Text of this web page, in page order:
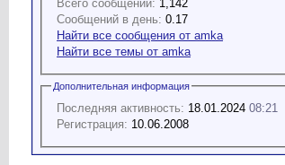
Всего сообщений: 1,142
Сообщений в день: 0.17
Найти все сообщения от amka
Найти все темы от amka
Дополнительная информация
Последняя активность: 18.01.2024 08:21
Регистрация: 10.06.2008